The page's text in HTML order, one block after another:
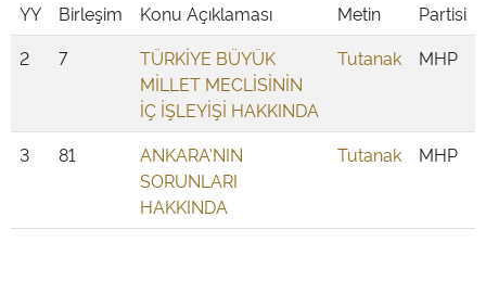
YY Birleşim Konu Açıklaması
Metin
Partisi
2
7
TÜRKİYE BÜYÜK
MİLLET MECLİSİNİN
İÇ İŞLEYİŞİ HAKKINDA
Tutanak MHP
3 81
ANKARA'NIN
SORUNLARI
HAKKINDA
Tutanak MHP